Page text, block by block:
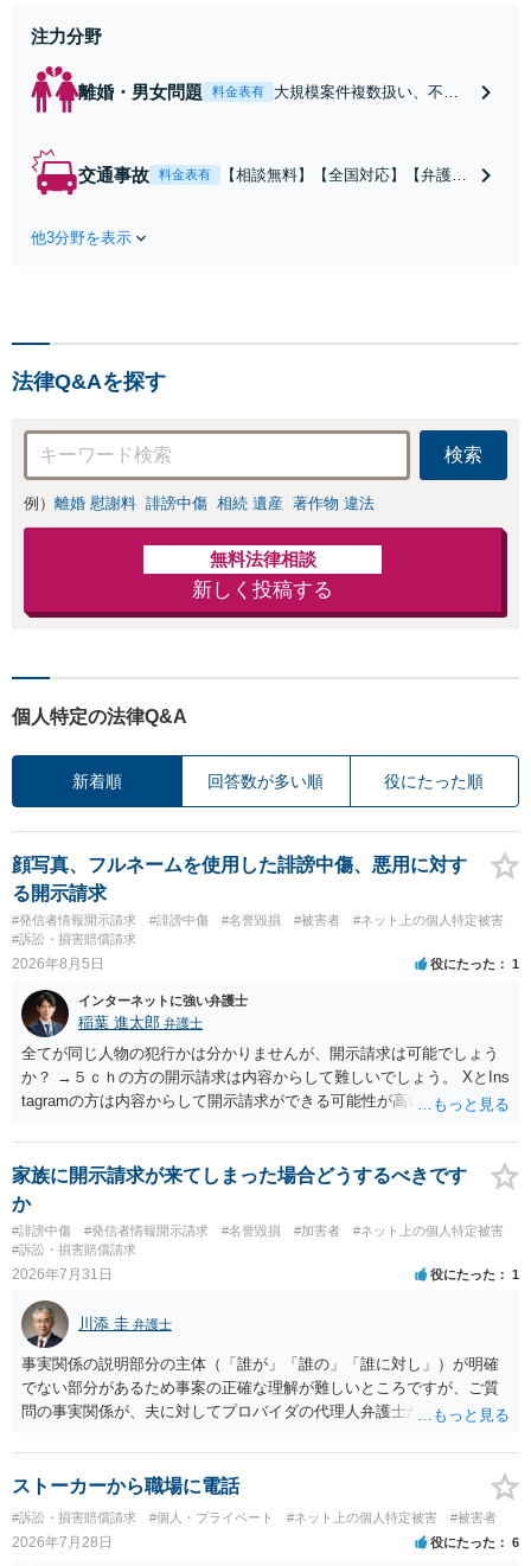
注力分野
離婚・男女問題 料金表有
大規模案件複数扱い、不貞
富
交通事故 料金表有
【相談無料】【全国対応】【弁護士
他3分野を表示
法律Q&Aを探す
検索
例） 離婚 慰謝料 誹謗中傷 相続 遺産 著作物 違法
無料法律相談
新しく投稿する
個人特定の法律Q&A
新着順 回答数が多い順 役にたった順
顔写真、フルネームを使用した誹謗中傷、悪用に対す
る開示請求
#発信者情報開示請求 #誹謗中傷 #名誉毀損 #被害者
#ネット上の個人特定被害
#訴訟・損害賠償請求
2026年8月5日 役にたった 1
インターネットに強い弁護士
稲葉 進太郎 弁護士
全てが同じ人物の犯行かは分かりませんが、開示請求は可能でしょう
か？ →５ｃｈの方の開示請求は内容からして難しいでしょう。 XとIns
tagramの方は内容からして開示請求ができる可能性が高いでしょう。
いでしょう。７月中にアカウントが削除されている場合、今から進め
ても失敗する可能性が高いように思われます。 相手を特定できた場
合、相手に全ての弁護士費用を負担させることは可能でしょうか？ →
訴訟外の交渉で相手方が認めれば負担させることができるでしょう。
訴訟で判決となった場合は、実際の弁護士費用が認められる場合と認
められない場合があり何ともいえないところでしょう。
家族に開示請求が来てしまった場合どうするべきです
か
#誹謗中傷 #発信者情報開示請求 #名誉毀損 #加害者
#ネット上の個人特定被害
#訴訟・損害賠償請求
2026年7月31日 役にたった 1
川添 圭 弁護士
事実関係の説明部分の主体（「誰が」「誰の」「誰に対し」）が明確
でない部分があるため事案の正確な理解が難しいところですが、ご質
問の事実関係が、夫に対してプロバイダの代理人弁護士から発信者情
情報として夫の氏名と住所が開示され、開示請求者（の代理人弁護
士）が、夫に対して内容証明郵便を送ったり訴訟の提起がなされたり
する可能性があるように思われます。この場合は、開示請求者（とあ
る女性？）の代理人弁護士へ、実は投稿者があなたであるという内容
とともに、あなたから連絡することもあり得ます。 夫がクレーム電話
ストーカーから職場に電話
#訴訟・損害賠償請求 #個人・プライベート #ネット上の個人特定被害 #被害者
2026年7月28日 役にたった 6